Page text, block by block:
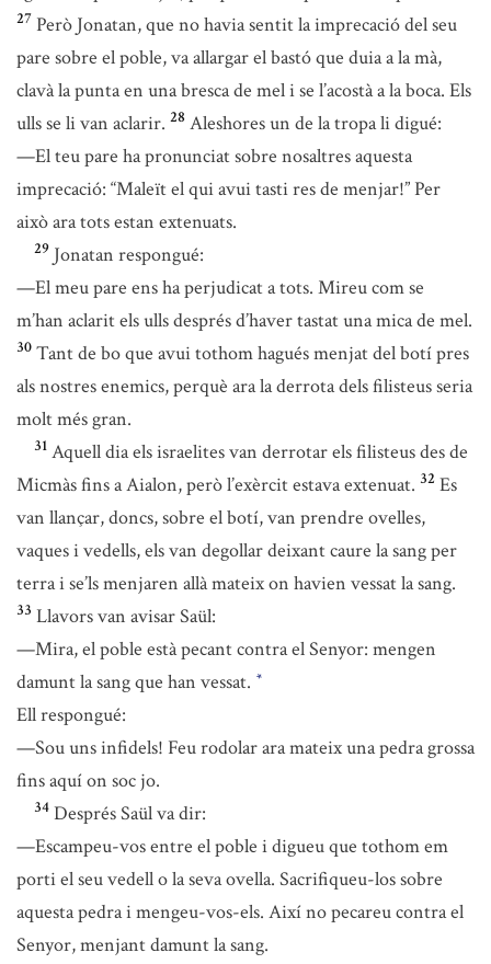
27 Però Jonatan, que no havia sentit la imprecació del seu
pare sobre el poble, va allargar el bastó que duia a la mà,
clavà la punta en una bresca de mel i se l’acostà a la boca. Els
ulls se li van aclarir. 28 Aleshores un de la tropa li digué:
—El teu pare ha pronunciat sobre nosaltres aquesta
imprecació: “Maleït el qui avui tasti res de menjar!” Per
això ara tots estan extenuats.
29 Jonatan respongué:
—El meu pare ens ha perjudicat a tots. Mireu com se
m’han aclarit els ulls després d’haver tastat una mica de mel.
30 Tant de bo que avui tothom hagués menjat del botí pres
als nostres enemics, perquè ara la derrota dels filisteus seria
molt més gran.
31 Aquell dia els israelites van derrotar els filisteus des de
Micmàs fins a Aialon, però l’exèrcit estava extenuat. 32 Es
van llançar, doncs, sobre el botí, van prendre ovelles,
vaques i vedells, els van degollar deixant caure la sang per
terra i se’ls menjaren allà mateix on havien vessat la sang.
33 Llavors van avisar Saül:
—Mira, el poble està pecant contra el Senyor: mengen
damunt la sang que han vessat. *
Ell respongué:
—Sou uns infidels! Feu rodolar ara mateix una pedra grossa
fins aquí on soc jo.
34 Després Saül va dir:
—Escampeu-vos entre el poble i digueu que tothom em
porti el seu vedell o la seva ovella. Sacrifiqueu-los sobre
aquesta pedra i mengeu-vos-els. Així no pecareu contra el
Senyor, menjant damunt la sang.